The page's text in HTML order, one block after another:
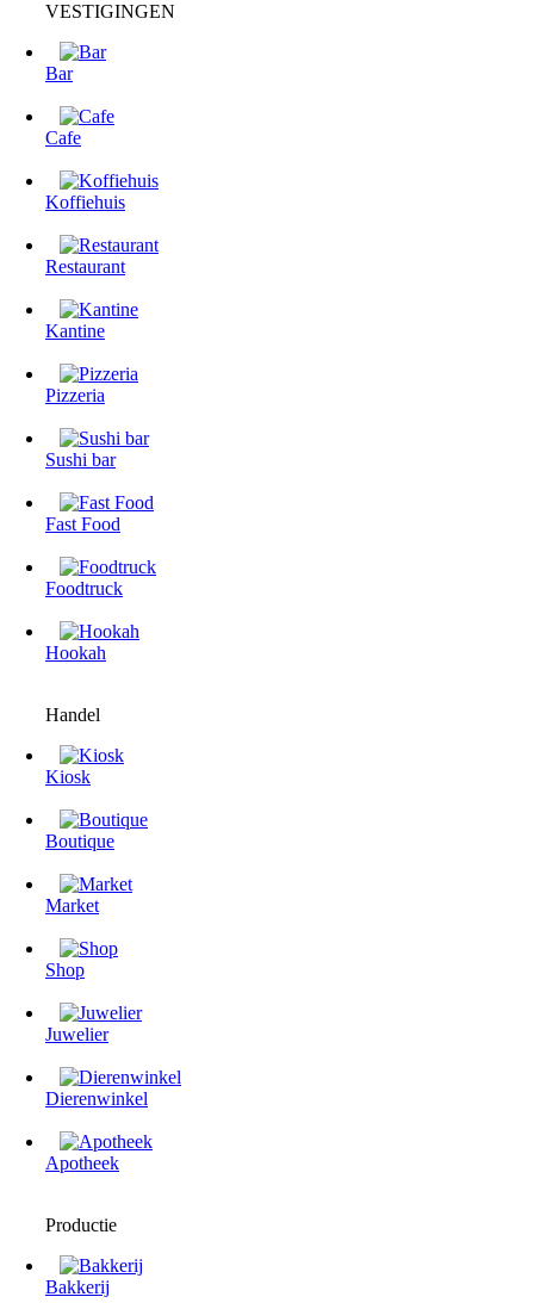
VESTIGINGEN
Bar
Cafe
Koffiehuis
Restaurant
Kantine
Pizzeria
Sushi bar
Fast Food
Foodtruck
Hookah
Handel
Kiosk
Boutique
Market
Shop
Juwelier
Dierenwinkel
Apotheek
Productie
Bakkerij